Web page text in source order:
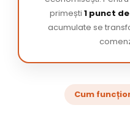
primești 1 punct
acumulate se
Cum